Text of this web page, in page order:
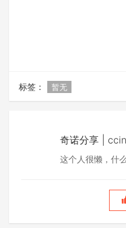
标签： 暂无
奇诺分享 |
这个人很懒，什